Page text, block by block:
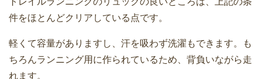
件をほとんどクリアしている点です。
軽くて容量がありますし、汗を吸わず洗濯もできます。も
ちろんランニング用に作られているため、背負いながら走
れます。